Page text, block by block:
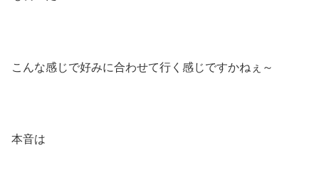
こんな感じで好みに合わせて行く感じですかねぇ～
本音は